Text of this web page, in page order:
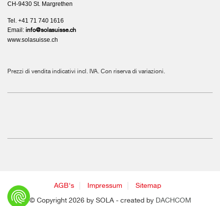
CH-9430 St. Margrethen
Tel. +41 71 740 1616
Email: info@solasuisse.ch
www.solasuisse.ch
Prezzi di vendita indicativi incl. IVA. Con riserva di variazioni.
AGB's Impressum Sitemap
© Copyright 2026 by SOLA - created by DACHCOM